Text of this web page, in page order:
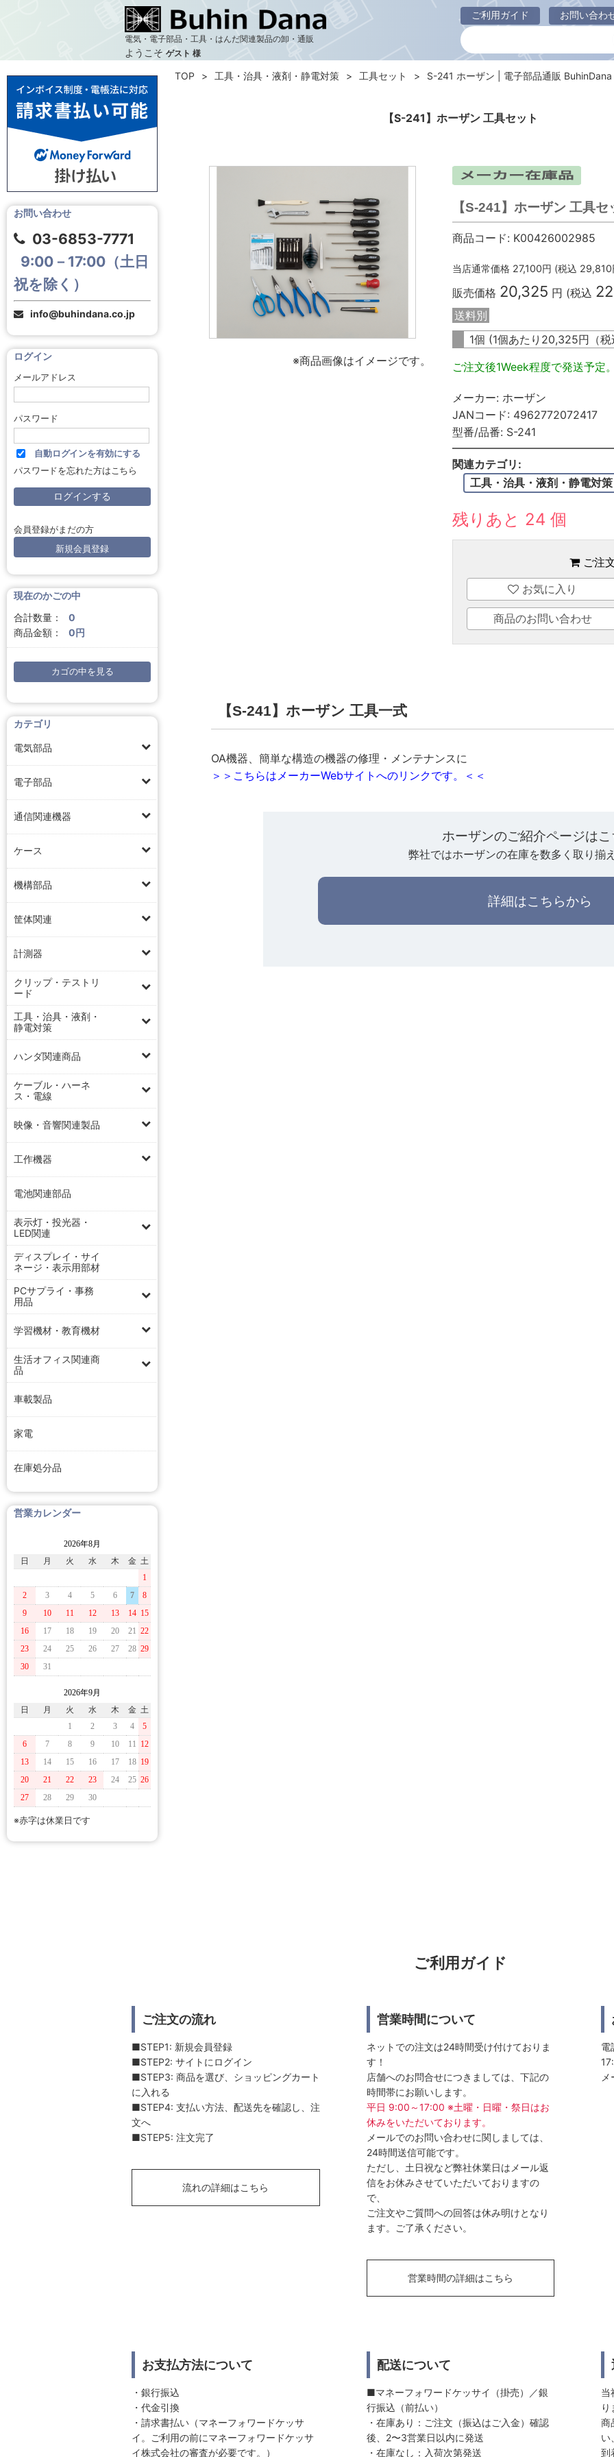
電気・電子部品・工具・はんだ関連製品の卸・通販
ようこそ ゲスト 様
ご利用ガイド お問い合わ
【S-241】ホーザン 工具セット
お問い合わせ
03-6853-7771
9:00－17:00（土日
祝を除く）
info@buhindana.co.jp
ログイン
メールアドレス
パスワード
自動ログインを有効にする
パスワードを忘れた方はこちら
会員登録がまだの方
新規会員登録
現在のかごの中
合計数量：
0
商品金額：
0円
カゴの中を見る
カテゴリ
電気部品
電子部品
通信関連機器
ケース
機構部品
筐体関連
計測器
クリップ・テストリ
ード
工具・治具・液剤・
静電対策
ハンダ関連商品
ケーブル・ハーネ
ス・電線
映像・音響関連製品
工作機器
電池関連部品
表示灯・投光器・
LED関連
ディスプレイ・サイ
ネージ・表示用部材
PCサプライ・事務
用品
学習機材・教育機材
生活オフィス関連商
品
車載製品
家電
在庫処分品
営業カレンダー
2026年8月
日
月 火 水 木 金 土
1
2
3 4 5 6 7
8
9
10 11 12 13 14 15
16
17 18 19 20 21 22
23
24 25 26 27 28 29
30
31
2026年9月
日
月 火 水 木 金 土
1
2 3 4
5
6
7 8 9 10 11 12
13
14 15 16 17 18 19
20
21 22 23 24 25 26
27
28 29 30
※赤字は休業日です
TOP 工具・治具・液剤・静電対策 工具セット S-241 ホーザン | 電子部品通販 BuhinDana
※商品画像はイメージです。
【S-241】ホーザン 工具セ
商品コード: K00426002985
当店通常価格 27,100円 (税込 29,810
販売価格 20,325 円 (税込
送料別
1個 (1個あたり 20,325円（税
ご注文後1Week程度で発送予定。
メーカー: ホーザン
JANコード: 4962772072417
型番/品番: S-241
関連カテゴリ:
工具・治具・液剤・静電対策
残りあと 24 個
ご注
お気に入り
商品のお問い合わせ
【S-241】ホーザン 工具一式
OA機器、簡単な構造の機器の修理・メンテナンスに
＞＞こちらはメーカーWebサイトへのリンクです。＜＜
ホーザンのご紹介ページはこ
弊社ではホーザンの在庫を数多く取り揃
詳細はこちらから
ご利用ガイド
ご注文の流れ
■STEP1: 新規会員登録
■STEP2: サイトにログイン
■STEP3: 商品を選び、ショッピングカート
に入れる
■STEP4: 支払い方法、配送先を確認し、注
文へ
■STEP5: 注文完了
流れの詳細はこちら
営業時間について
ネットでの注文は24時間受け付けておりま
す！
店舗へのお問合せにつきましては、下記の
時間帯にお願いします。
平日 9:00～17:00 ※土曜・日曜・祭日はお
休みをいただいております。
メールでのお問い合わせに関しましては、
24時間送信可能です。
ただし、土日祝など弊社休業日はメール返
信をお休みさせていただいておりますの
で、
ご注文やご質問への回答は休み明けとなり
ます。ご了承ください。
営業時間の詳細はこちら
電
お支払方法について
・銀行振込
・代金引換
・請求書払い（マネーフォワードケッサ
イ。ご利用の前にマネーフォワードケッサ
イ株式会社の審査が必要です。）
配送について
■マネーフォワードケッサイ（掛売）／銀
行振込（前払い）
・在庫あり：ご注文（振込はご入金）確認
後、2〜3営業日以内に発送
・在庫なし：入荷次第発送
当
り
商
い
到